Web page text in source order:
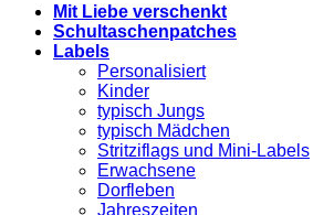
Mit Liebe verschenkt
Schultaschenpatches
Labels
Personalisiert
Kinder
typisch Jungs
typisch Mädchen
Stritziflags und Mini-Labels
Erwachsene
Dorfleben
Jahreszeiten